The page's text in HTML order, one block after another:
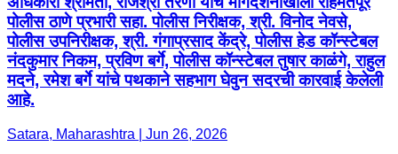
पोलीस ठाणे प्रभारी सहा. पोलीस निरीक्षक, श्री. विनोद नेवसे,
पोलीस उपनिरीक्षक, श्री. गंगाप्रसाद केंद्रे, पोलीस हेड कॉन्स्टेबल
नंदकुमार निकम, प्रविण बर्गे, पोलीस कॉन्स्टेबल तुषार काळंगे, राहुल
मदने, रमेश बर्गे यांचे पथकाने सहभाग घेवुन सदरची कारवाई केलेली
आहे.
Satara, Maharashtra | Jun 26, 2026